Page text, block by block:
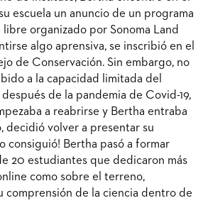
escuela un anuncio de un programa
organizado por Sonoma Land
algo aprensiva, se inscribió en el
de Conservación. Sin embargo, no
a la capacidad limitada del
de la pandemia de Covid-19,
a reabrirse y Bertha entraba
decidió volver a presentar su
consiguió! Bertha pasó a formar
20 estudiantes que dedicaron más
como sobre el terreno,
comprensión de la ciencia dentro de